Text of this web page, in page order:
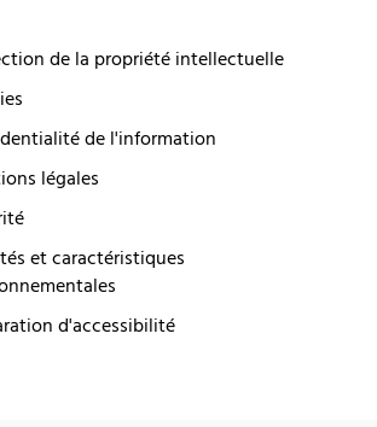
de la propriété intellectuelle
de l'information
légales
et caractéristiques
d'accessibilité